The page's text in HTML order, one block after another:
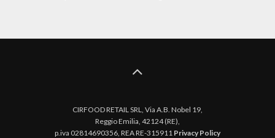
CIRFOOD RETAIL SRL, Via A.B. Nobel 19,
Reggio Emilia, 42124 (RE),
p.iva 02814690356, REA RE-315911 Privacy Policy